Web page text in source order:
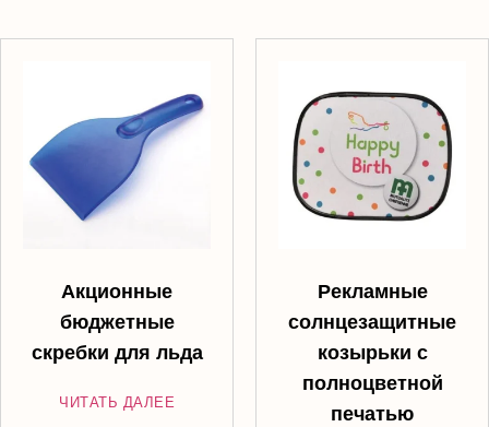
Акционные
бюджетные
скребки для льда
ЧИТАТЬ ДАЛЕЕ
Рекламные
солнцезащитные
козырьки с
полноцветной
печатью